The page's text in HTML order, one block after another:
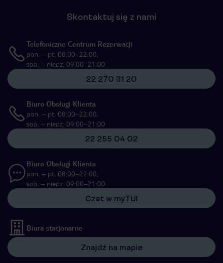
Skontaktuj się z nami
Telefoniczne Centrum Rezerwacji
pon. – pt. 08:00–22:00,
sob. – niedz. 09:00–21:00
22 270 31 20
Biuro Obsługi Klienta
pon. – pt. 08:00–22:00,
sob. – niedz. 09:00–21:00
22 255 04 02
Biuro Obsługi Klienta
pon. – pt. 08:00–22:00,
sob. – niedz. 09:00–21:00
Czat w myTUI
Biura stacjonarne
Znajdź na mapie